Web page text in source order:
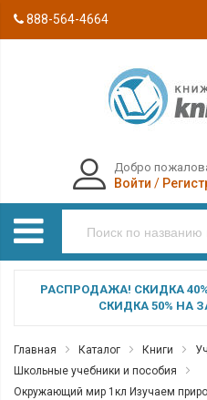
888-564-4664
Добро
Войти /
РАСПРОДАЖА! СКИДКА
СКИДКА 50% НА
Главная Каталог Книги
Школьные учебники и пособия
Окружающий мир 1кл Изучаем